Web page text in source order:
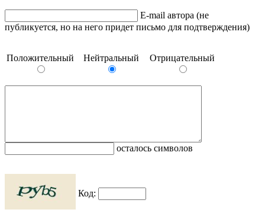
E-mail автора (не
публикуется, но на него придет письмо для подтверждения)
Положительный Нейтральный Отрицательный
осталось символов
Код: